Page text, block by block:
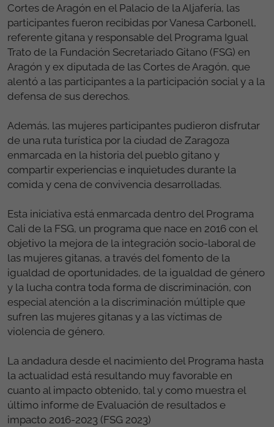
Cortes de Aragón en el Palacio de la Aljafería, las
participantes fueron recibidas por Vanesa Carbonell,
referente gitana y responsable del Programa Igual
Trato de la Fundación Secretariado Gitano (FSG) en
Aragón y ex diputada de las Cortes de Aragón, que
alentó a las participantes a la participación social y a la
defensa de sus derechos.
Además, las mujeres participantes pudieron disfrutar
de una ruta turística por la ciudad de Zaragoza
enmarcada en la historia del pueblo gitano y
compartir experiencias e inquietudes durante la
comida y cena de convivencia desarrolladas.
Esta iniciativa está enmarcada dentro del Programa
Cali de la FSG, un programa que nace en 2016 con el
objetivo la mejora de la integración socio-laboral de
las mujeres gitanas, a través del fomento de la
igualdad de oportunidades, de la igualdad de género
y la lucha contra toda forma de discriminación, con
especial atención a la discriminación múltiple que
sufren las mujeres gitanas y a las víctimas de
violencia de género.
La andadura desde el nacimiento del Programa hasta
la actualidad está resultando muy favorable en
cuanto al impacto obtenido, tal y como muestra el
último informe de Evaluación de resultados e
impacto 2016-2023 (FSG 2023)